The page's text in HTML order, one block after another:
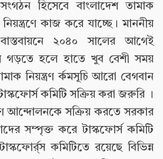
হিসেবে বাংলাদেশ তামাক
কাজ করে যাচ্ছে। মাননীয়
বাস্তবায়নে ২০৪০ সালের আগেই
গড়তে হলে হাতে খুব বেশী সময়
নিয়ন্ত্রণ র্কমসূচি আরো বেগবান
কমিটি সক্রিয় করা জরুরি ।
আন্দোলনকে সক্রিয় করতে সরকার
সম্পৃক্ত করে টাস্কফোর্স কমিটি
কমিটিতে রয়েছে বিভিন্ন